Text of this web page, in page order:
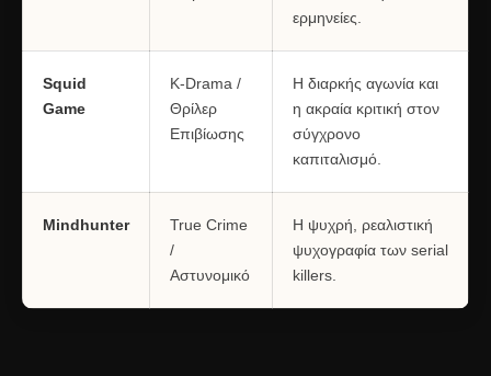
ερμηνείες.
Squid
Game
K-Drama /
Θρίλερ
Επιβίωσης
Η διαρκής αγωνία και
η ακραία κριτική στον
σύγχρονο
καπιταλισμό.
Mindhunter
True Crime
/
Αστυνομικό
Η ψυχρή, ρεαλιστική
ψυχογραφία των serial
killers.